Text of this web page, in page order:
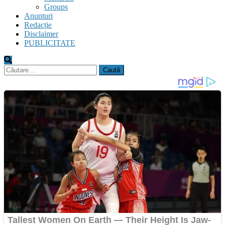
Groups
Anunturi
Redacție
Disclaimer
PUBLICITATE
Caută
după: